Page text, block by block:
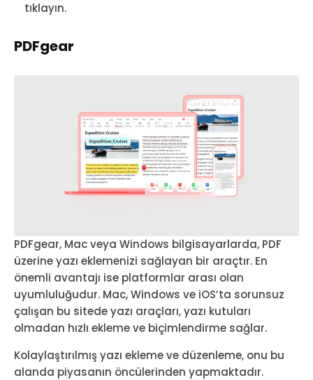
tıklayın.
PDFgear
PDFgear, Mac veya Windows bilgisayarlarda, PDF
üzerine yazı eklemenizi sağlayan bir araçtır. En
önemli avantajı ise platformlar arası olan
uyumluluğudur. Mac, Windows ve iOS’ta sorunsuz
çalışan bu sitede yazı araçları, yazı kutuları
olmadan hızlı ekleme ve biçimlendirme sağlar.
Kolaylaştırılmış yazı ekleme ve düzenleme, onu bu
alanda piyasanın öncülerinden yapmaktadır.